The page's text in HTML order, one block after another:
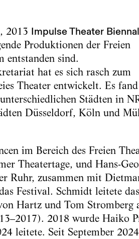
, 2013 Impulse Theater
Produktionen der Freien
entstanden sind.
hat es sich rasch zum
Theater entwickelt. Es
Städten in
Düsseldorf, Köln und
im Bereich des Freien
Theatertage, und Hans-
Ruhr, zusammen mit
Festival. Schmidt leitete das
Hartz und Tom Stromberg
2018 wurde Haiko
leitete. Seit September